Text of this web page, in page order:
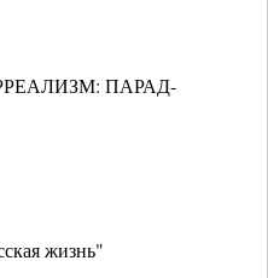
ПАРАД-
жизнь"